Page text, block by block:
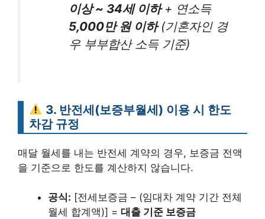
이상 ~ 34세 이하+ 연소득
5,000만 원 이하(기혼자인 경
우 부부합산 소득 기준)
3. 반전세(보증부월세) 이용 시 한도
차감 규정
매달 월세를 내는 반전세 계약의 경우, 보증금 전액
을 기준으로 한도를 계산하지 않습니다.
공식: [전세보증금 – (임대차 계약 기간 전체
월세 합계액)] = 대출 기준 보증금